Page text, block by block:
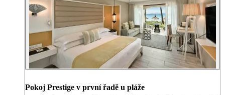
Pokoj Prestige v první řadě u pláže